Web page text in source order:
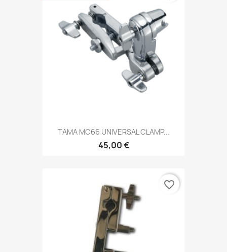
TAMA MC66 UNIVERSAL CLAMP...
45,00 €
favorite_border